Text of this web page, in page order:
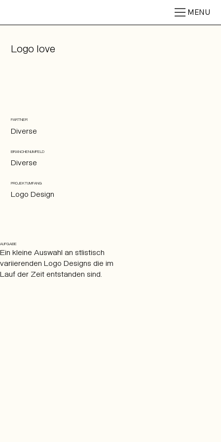
MENU
Logo love
PARTNER
Diverse
BRANCHENUMFELD
Diverse
PROJEKTUMFANG
Logo Design
AUFGABE
Ein kleine Auswahl an stlistisch
variierenden Logo Designs die im
Lauf der Zeit entstanden sind.